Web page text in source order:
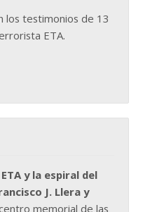
los testimonios de 13
ETA.
ETA y la espiral del
J. Llera y
memorial de las